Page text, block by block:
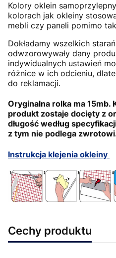
Kolory oklein
kolorach jak okleiny
mebli czy paneli pomimo
Dokładamy wszelkich
odwzorowywały dany
indywidualnych ustawień
różnice w ich odcieniu,
do reklamacji.
Oryginalna rolka ma 15mb.
produkt zostaje docięty z
długość według
z tym nie podlega
Instrukcja klejenia okleiny
Cechy produktu